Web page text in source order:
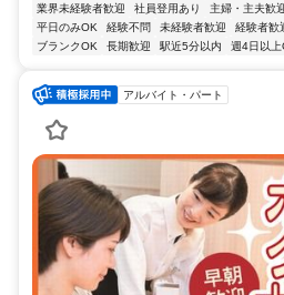
業界未経験者歓迎 社員登用あり 主婦・主夫歓
平日のみOK
経験不問 未経験者歓迎 経験者歓
ブランクOK
長期歓迎 駅近5分以内 週4日以上
アルバイト・パート